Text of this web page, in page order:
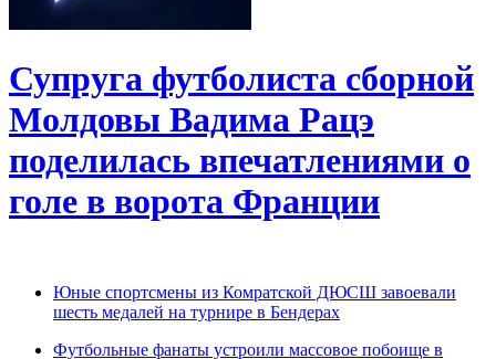
Супруга футболиста сборной
Молдовы Вадима Рацэ
поделилась впечатлениями о
голе в ворота Франции
Юные спортсмены из Комратской ДЮСШ завоевали
шесть медалей на турнире в Бендерах
Футбольные фанаты устроили массовое побоище в